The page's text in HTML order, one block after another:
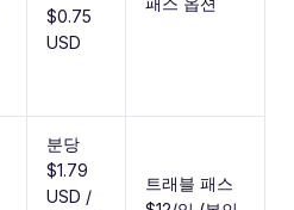
$0.75
USD
분당
$1.79
USD /
트래블 패스